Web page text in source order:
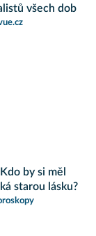
všech dob
by si měl
starou lásku?